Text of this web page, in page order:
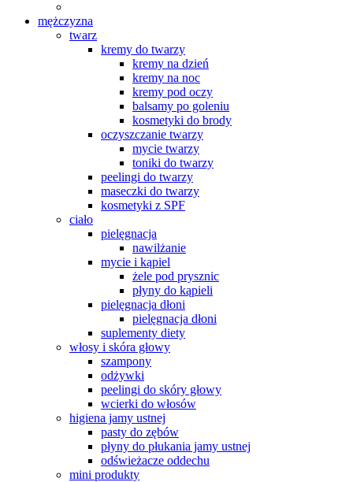
mężczyzna
twarz
kremy do twarzy
kremy na dzień
kremy na noc
kremy pod oczy
balsamy po goleniu
kosmetyki do brody
oczyszczanie twarzy
mycie twarzy
toniki do twarzy
peelingi do twarzy
maseczki do twarzy
kosmetyki z SPF
ciało
pielęgnacja
nawilżanie
mycie i kąpiel
żele pod prysznic
płyny do kąpieli
pielęgnacja dłoni
pielęgnacja dłoni
suplementy diety
włosy i skóra głowy
szampony
odżywki
peelingi do skóry głowy
wcierki do włosów
higiena jamy ustnej
pasty do zębów
płyny do płukania jamy ustnej
odświeżacze oddechu
mini produkty